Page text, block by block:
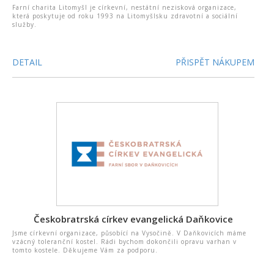
Farní charita Litomyšl je církevní, nestátní nezisková organizace,
která poskytuje od roku 1993 na Litomyšlsku zdravotní a sociální
služby.
DETAIL PŘISPĚT NÁKUPEM
Českobratrská církev evangelická Daňkovice
Jsme církevní organizace, působící na Vysočině. V Daňkovicích máme
vzácný toleranční kostel. Rádi bychom dokončili opravu varhan v
tomto kostele. Děkujeme Vám za podporu.